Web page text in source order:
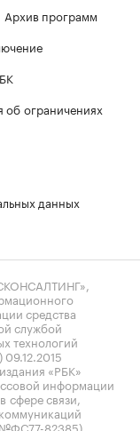
Архив программ
ограничениях
данных
средства
службой
технологий
«РБК»
информации
связи,
№ФС77-82385)